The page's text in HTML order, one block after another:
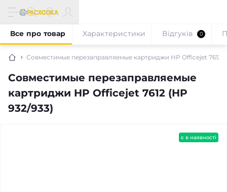
Совместимые перезаправляемые картриджи HP Officejet 7612
Совместимые перезаправляемые
картриджи HP Officejet 7612 (HP
932/933)
Все про товар Характеристики Відгуків 0
є в наявності